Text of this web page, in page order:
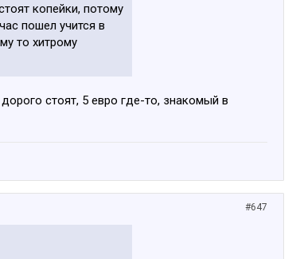
копейки, потому
пошел учится в
то хитрому
стоят, 5 евро где-то, знакомый в
#647